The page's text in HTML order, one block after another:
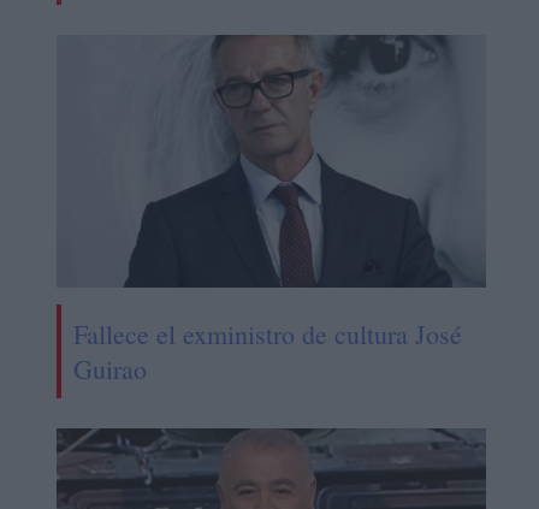
Fallece el exministro de cultura José
Guirao